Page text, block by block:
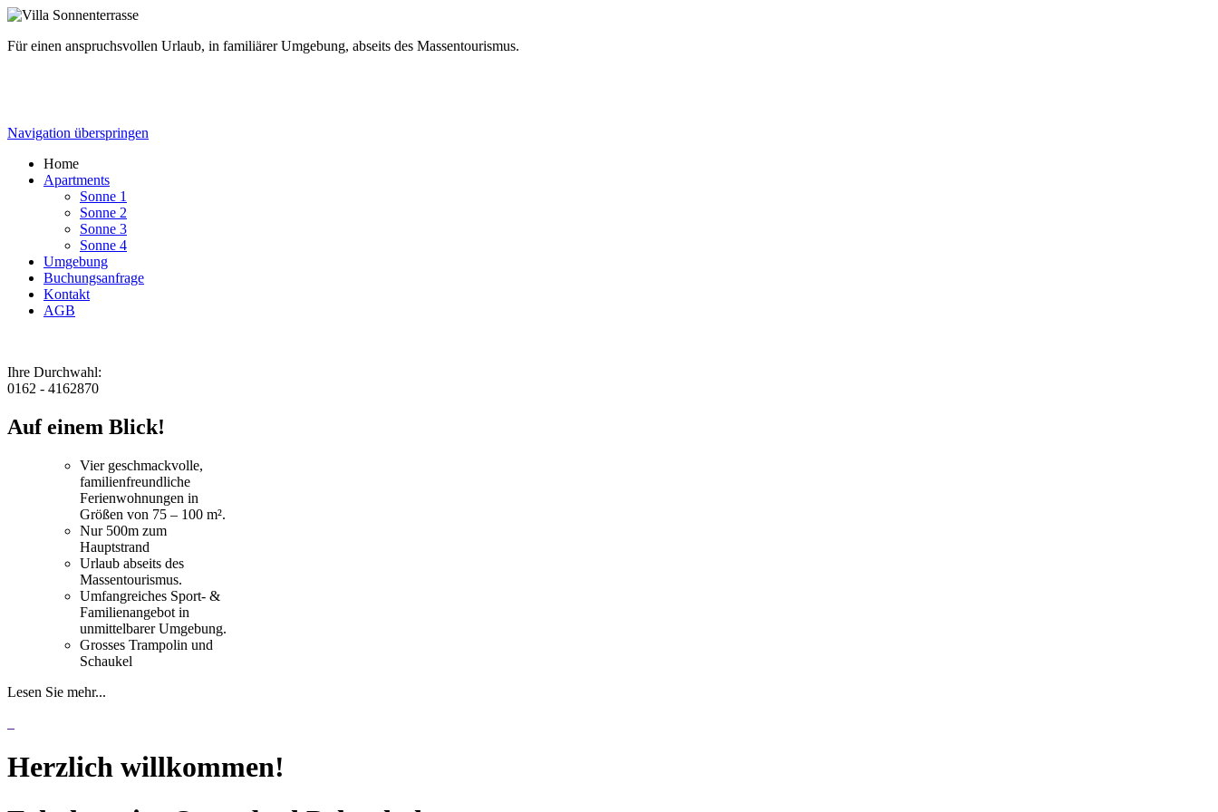
Für einen anspruchsvollen Urlaub, in familiärer Umgebung, abseits des Massentourismus.
Navigation überspringen
Home
Apartments
Sonne 1
Sonne 2
Sonne 3
Sonne 4
Umgebung
Buchungsanfrage
Kontakt
AGB
Ihre Durchwahl:
0162 - 4162870
Auf einem Blick!
Vier geschmackvolle,
familienfreundliche
Ferienwohnungen in
Größen von 75 – 100 m².
Nur 500m zum
Hauptstrand
Urlaub abseits des
Massentourismus.
Umfangreiches Sport- &
Familienangebot in
unmittelbarer Umgebung.
Grosses Trampolin und
Schaukel
Lesen Sie mehr...
Herzlich willkommen!